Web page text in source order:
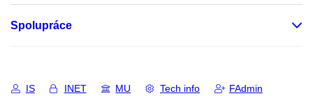
Spolupráce
IS INET MU Tech info FAdmin